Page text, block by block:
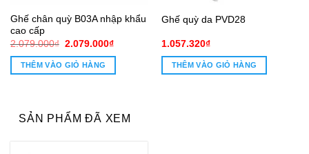
Ghế chân quỳ B03A nhập khẩu
cao cấp
2.079.000₫ Giá
là:
2.079.000₫.
2.079.000₫Giá
THÊM VÀO GIỎ HÀNG
Ghế quỳ da PVD28
1.057.320₫
THÊM VÀO GIỎ HÀNG
SẢN PHẨM ĐÃ XEM